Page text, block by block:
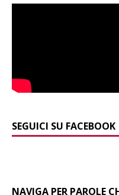
SEGUICI SU FACEBOOK
NAVIGA PER PAROLE